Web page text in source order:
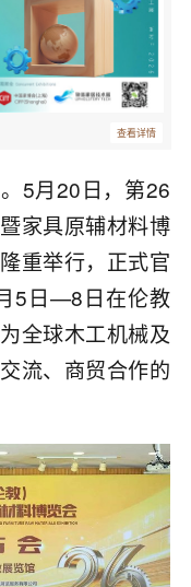
查看详情
5月20日，第26
家具原辅材料博
重举行，正式官
5日—8日在伦教
全球木工机械及
流、商贸合作的